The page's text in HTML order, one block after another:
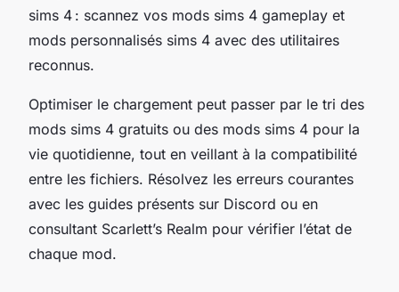
sims 4 : scannez vos mods sims 4 gameplay et
mods personnalisés sims 4 avec des utilitaires
reconnus.
Optimiser le chargement peut passer par le tri des
mods sims 4 gratuits ou des mods sims 4 pour la
vie quotidienne, tout en veillant à la compatibilité
entre les fichiers. Résolvez les erreurs courantes
avec les guides présents sur Discord ou en
consultant Scarlett’s Realm pour vérifier l’état de
chaque mod.